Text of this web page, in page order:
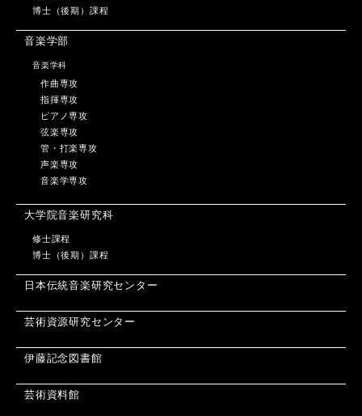
博士（後期）課程
音楽学部
音楽学科
作曲専攻
指揮専攻
ピアノ専攻
弦楽専攻
管・打楽専攻
声楽専攻
音楽学専攻
大学院音楽研究科
修士課程
博士（後期）課程
日本伝統音楽研究センター
芸術資源研究センター
伊藤記念図書館
芸術資料館